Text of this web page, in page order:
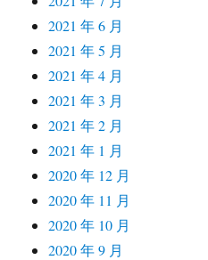
2021 年 6 月
2021 年 5 月
2021 年 4 月
2021 年 3 月
2021 年 2 月
2021 年 1 月
2020 年 12 月
2020 年 11 月
2020 年 10 月
2020 年 9 月